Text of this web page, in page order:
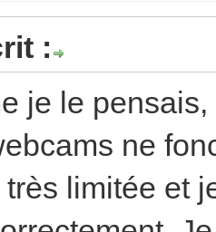
:
je le
ne
limitée et